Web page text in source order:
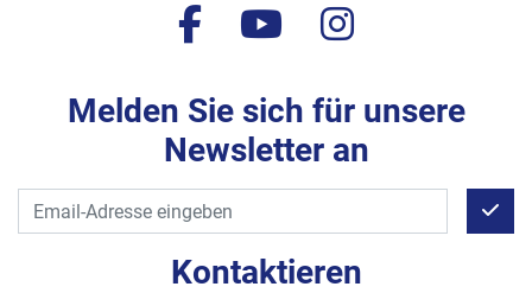
Kontaktieren
facebook
youtubeinstagram
Melden Sie sich für unsere
Newsletter an